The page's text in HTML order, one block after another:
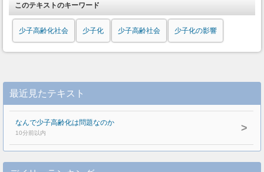
このテキストのキーワード
少子高齢化社会 少子化 少子高齢社会 少子化の影響
最近見たテキスト
なんで少子高齢化は問題なのか
10分前以内 >